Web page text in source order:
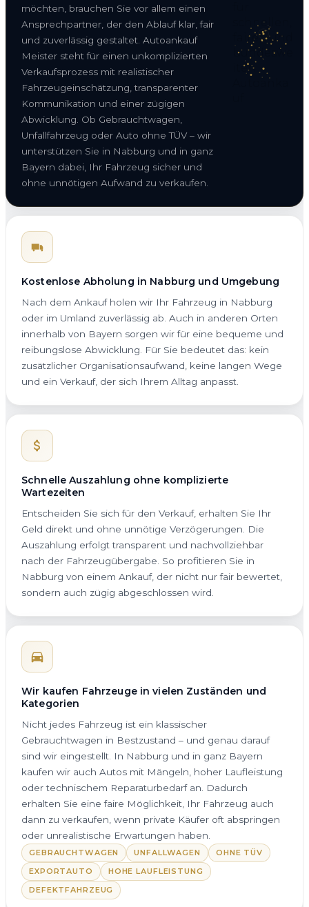
möchten, brauchen Sie vor allem einen
Ansprechpartner, der den Ablauf klar, fair
und zuverlässig gestaltet. Autoankauf
Meister steht für einen unkomplizierten
Verkaufsprozess mit realistischer
Fahrzeugeinschätzung, transparenter
Kommunikation und einer zügigen
Abwicklung. Ob Gebrauchtwagen,
Unfallfahrzeug oder Auto ohne TÜV – wir
unterstützen Sie in Nabburg und in ganz
Bayern dabei, Ihr Fahrzeug sicher und
ohne unnötigen Aufwand zu verkaufen.
Kostenlose Abholung in Nabburg und Umgebung
Nach dem Ankauf holen wir Ihr Fahrzeug in Nabburg
oder im Umland zuverlässig ab. Auch in anderen Orten
innerhalb von Bayern sorgen wir für eine bequeme und
reibungslose Abwicklung. Für Sie bedeutet das: kein
zusätzlicher Organisationsaufwand, keine langen Wege
und ein Verkauf, der sich Ihrem Alltag anpasst.
Schnelle Auszahlung ohne komplizierte
Wartezeiten
Entscheiden Sie sich für den Verkauf, erhalten Sie Ihr
Geld direkt und ohne unnötige Verzögerungen. Die
Auszahlung erfolgt transparent und nachvollziehbar
nach der Fahrzeugübergabe. So profitieren Sie in
Nabburg von einem Ankauf, der nicht nur fair bewertet,
sondern auch zügig abgeschlossen wird.
Wir kaufen Fahrzeuge in vielen Zuständen und
Kategorien
Nicht jedes Fahrzeug ist ein klassischer
Gebrauchtwagen in Bestzustand – und genau darauf
sind wir eingestellt. In Nabburg und in ganz Bayern
kaufen wir auch Autos mit Mängeln, hoher Laufleistung
oder technischem Reparaturbedarf an. Dadurch
erhalten Sie eine faire Möglichkeit, Ihr Fahrzeug auch
dann zu verkaufen, wenn private Käufer oft abspringen
oder unrealistische Erwartungen haben.
GEBRAUCHTWAGEN UNFALLWAGEN
OHNE TÜV
EXPORTAUTO
HOHE LAUFLEISTUNG
DEFEKTFAHRZEUG